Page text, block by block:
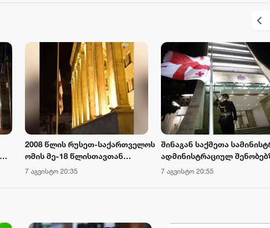
2008 წლის რუსეთ-საქართველოს
ომის მე-18 წლისთავთან
დაკავშირებით, დაღუპულთა
7 აგვისტო 20:35
შინაგან საქმეთა
ადმინისტრაციულ
სახელმწიფო დროშები
7 აგვისტო 20:55